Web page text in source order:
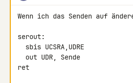
Wenn ich das Senden auf
serout:
ret